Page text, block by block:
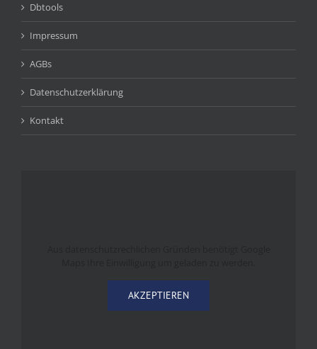
Dbtools
Impressum
AGBs
Datenschutzerklärung
Kontakt
AKZEPTIEREN